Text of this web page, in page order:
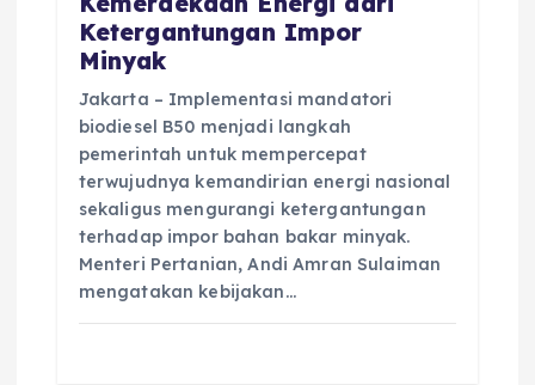
Ketergantungan Impor
Minyak
Jakarta – Implementasi mandatori
biodiesel B50 menjadi langkah
pemerintah untuk mempercepat
terwujudnya kemandirian energi nasional
sekaligus mengurangi ketergantungan
terhadap impor bahan bakar minyak.
Menteri Pertanian, Andi Amran Sulaiman
mengatakan kebijakan…